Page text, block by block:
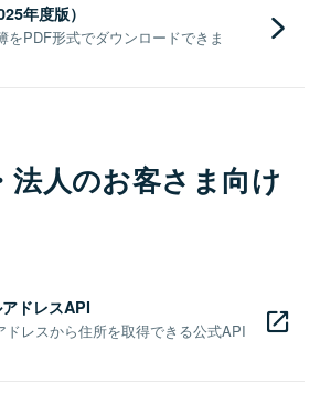
年度版）
をPDF形式でダウンロードできま
法人のお客さま向け
ドレスAPI
レスから住所を取得できる公式API